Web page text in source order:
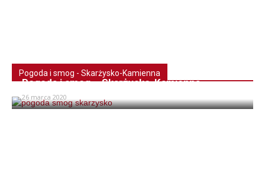
Pogoda i smog - Skarżysko-Kamienna
Pogoda i smog – Skarżysko-Kamienna
26 marca 2020